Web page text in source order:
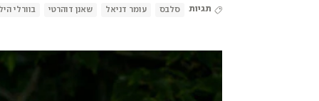
תגיות סלבס עומר דניאל שאנן דוהרטי בוורלי